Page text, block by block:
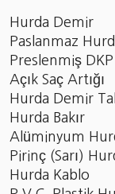
Hurda Demir
Paslanmaz
Preslenmiş DKP
Açık Saç Artığı
Hurda Demir
Hurda Bakır
Alüminyum
Pirinç (Sarı)
Hurda Kablo